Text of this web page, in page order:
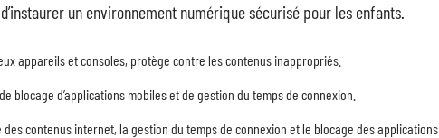
un environnement numérique sécurisé pour les enfants.
appareils et consoles, protège contre les contenus inappropriés.
blocage d’applications mobiles et de gestion du temps de connexion.
contenus internet, la gestion du temps de connexion et le blocage des applications